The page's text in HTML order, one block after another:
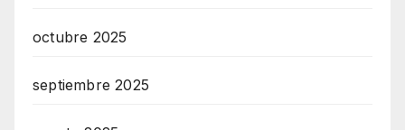
octubre 2025
septiembre 2025